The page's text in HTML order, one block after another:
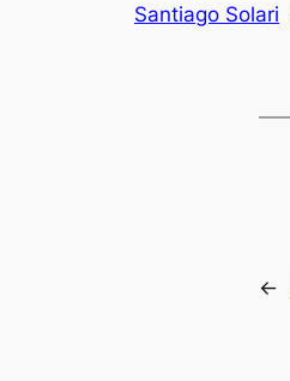
Santiago Solari
←